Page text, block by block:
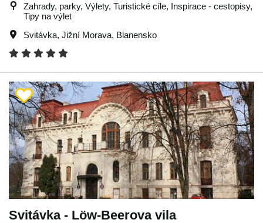
Zahrady, parky, Výlety, Turistické cíle, Inspirace - cestopisy,
Tipy na výlet
Svitávka, Jižní Morava, Blanensko
Svitávka - Löw-Beerova vila